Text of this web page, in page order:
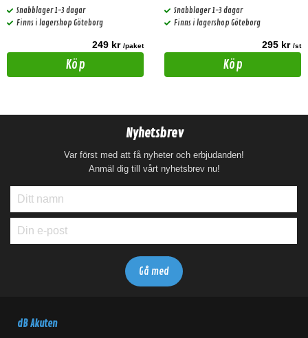
Snabblager 1-3 dagar
Finns i lagershop Göteborg
249 kr /paket
Köp
rätt fas.
Snabblager 1-3 dagar
Finns i lagershop Göteborg
295 kr /st
Köp
Nyhetsbrev
Var först med att få nyheter och erbjudanden!
Anmäl dig till vårt nyhetsbrev nu!
dB Akuten